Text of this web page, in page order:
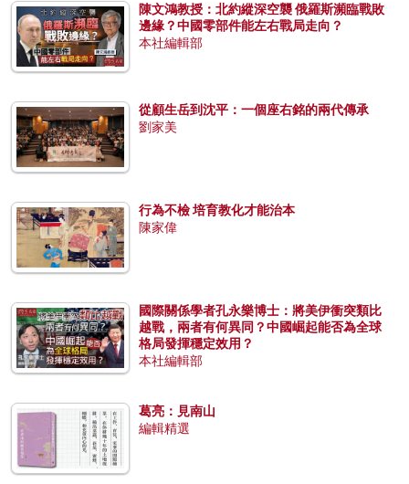
陳文鴻教授：北約縱深空襲 俄羅斯瀕臨戰敗
邊緣？中國零部件能左右戰局走向？
本社編輯部
從顧生岳到沈平：一個座右銘的兩代傳承
劉家美
行為不檢 培育教化才能治本
陳家偉
國際關係學者孔永樂博士：將美伊衝突類比
越戰，兩者有何異同？中國崛起能否為全球
格局發揮穩定效用？
本社編輯部
葛亮：見南山
編輯精選